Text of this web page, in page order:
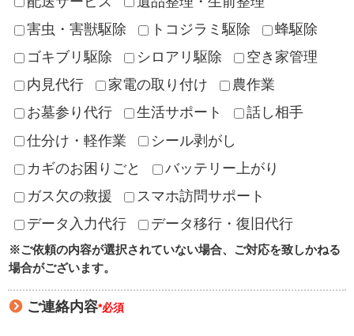
害虫・害獣駆除
トコジラミ駆除
蜂駆除
ゴキブリ駆除
シロアリ駆除
空き家管理
内見代行
家電の取り付け
農作業
お墓参り代行
生活サポート
話し相手
仕分け・軽作業
シール剥がし
カギのお困りごと
バッテリー上がり
ガス欠の救援
スマホ訪問サポート
データ入力代行
データ移行・復旧代行
※ご依頼の内容が選択されていない場合、ご対応を致しかねる
場合がございます。
ご連絡内容*必須